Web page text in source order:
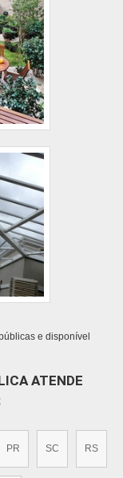
e disponível
ATENDE
PR SC RS